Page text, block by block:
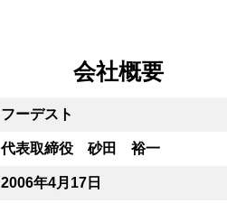
会社概要
フーデスト
代表取締役 砂田 裕一
2006年4月17日